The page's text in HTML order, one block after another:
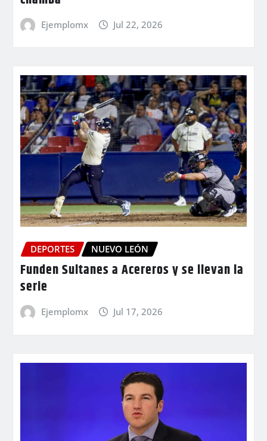
Ejemplomx Jul 22, 2026
DEPORTES NUEVO LEÓN
Funden Sultanes a Acereros y se llevan la
serie
Ejemplomx Jul 17, 2026